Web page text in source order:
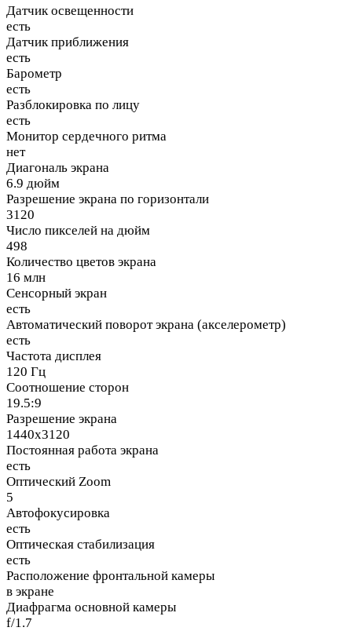
Датчик освещенности
есть
Датчик приближения
есть
Барометр
есть
Разблокировка по лицу
есть
Монитор сердечного ритма
нет
Диагональ экрана
6.9 дюйм
Разрешение экрана по горизонтали
3120
Число пикселей на дюйм
498
Количество цветов экрана
16 млн
Сенсорный экран
есть
Автоматический поворот экрана (акселерометр)
есть
Частота дисплея
120 Гц
Соотношение сторон
19.5:9
Разрешение экрана
1440x3120
Постоянная работа экрана
есть
Оптический Zoom
5
Автофокусировка
есть
Оптическая стабилизация
есть
Расположение фронтальной камеры
в экране
Диафрагма основной камеры
f/1.7